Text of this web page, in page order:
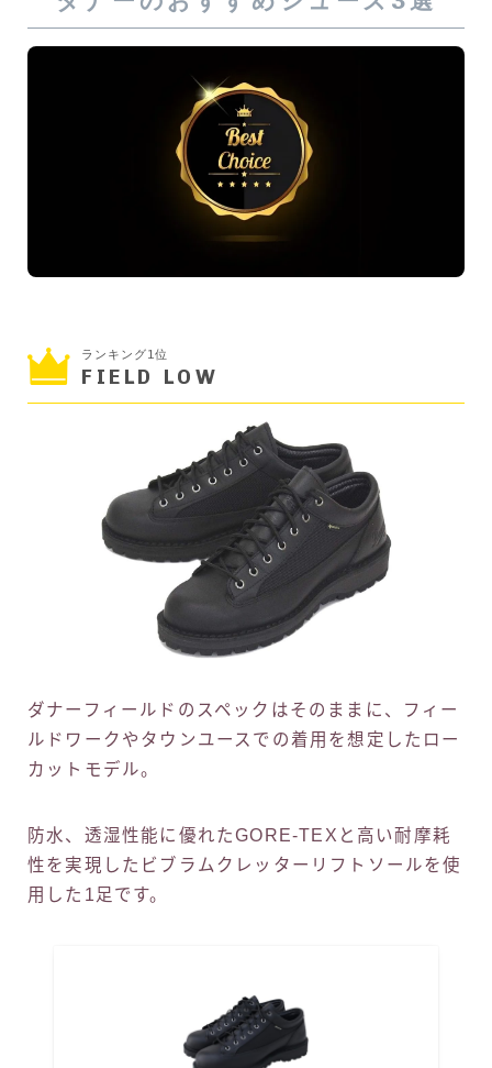
ランキング1位
FIELD LOW
ダナーフィールドのスペックはそのままに、フィー
ルドワークやタウンユースでの着用を想定したロー
カットモデル。
防水、透湿性能に優れたGORE-TEXと高い耐摩耗
性を実現したビブラムクレッターリフトソールを使
用した1足です。